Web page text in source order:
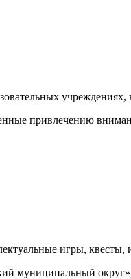
учреждениях,
привлечению
игры, квесты,
муниципальный